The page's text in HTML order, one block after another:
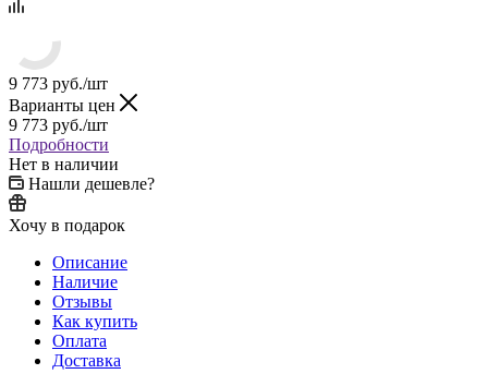
9 773 руб./шт
Варианты цен
9 773 руб./шт
Подробности
Нет в наличии
Нашли дешевле?
Хочу в подарок
Описание
Наличие
Отзывы
Как купить
Оплата
Доставка